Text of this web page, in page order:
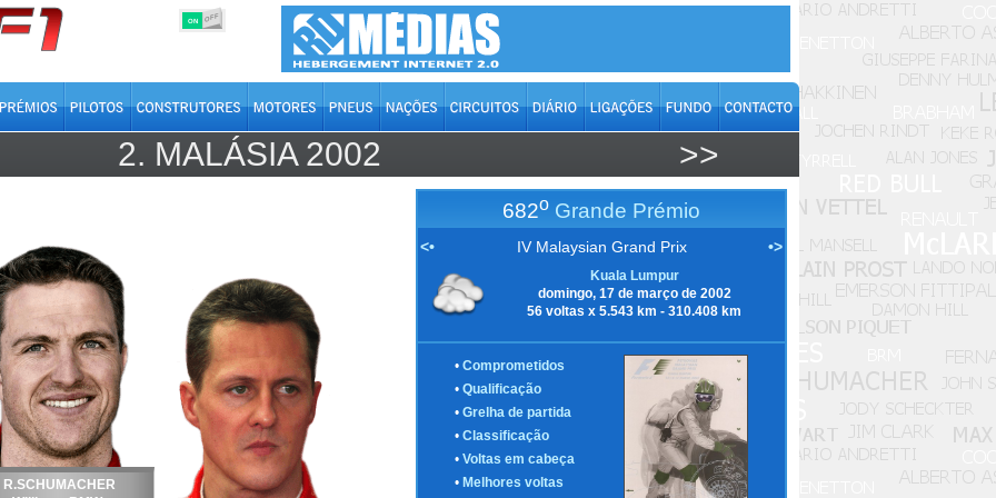
ON OFF
2. MALÁSIA 2002 >>
R.SCHUMACHER
682o Grande Prémio
<• IV Malaysian Grand Prix •>
Kuala Lumpur
domingo, 17 de março de 2002
56 voltas x 5.543 km - 310.408 km
• Comprometidos
• Qualificação
• Grelha de partida
• Classificação
• Voltas em cabeça
• Melhores voltas